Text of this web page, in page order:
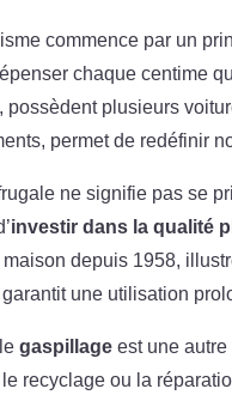
commence par un
chaque centime
possèdent plusieurs
permet de redéfinir
ne signifie pas se
investir dans la qualité
maison depuis 1958,
une utilisation
legaspillage est une
recyclage ou la